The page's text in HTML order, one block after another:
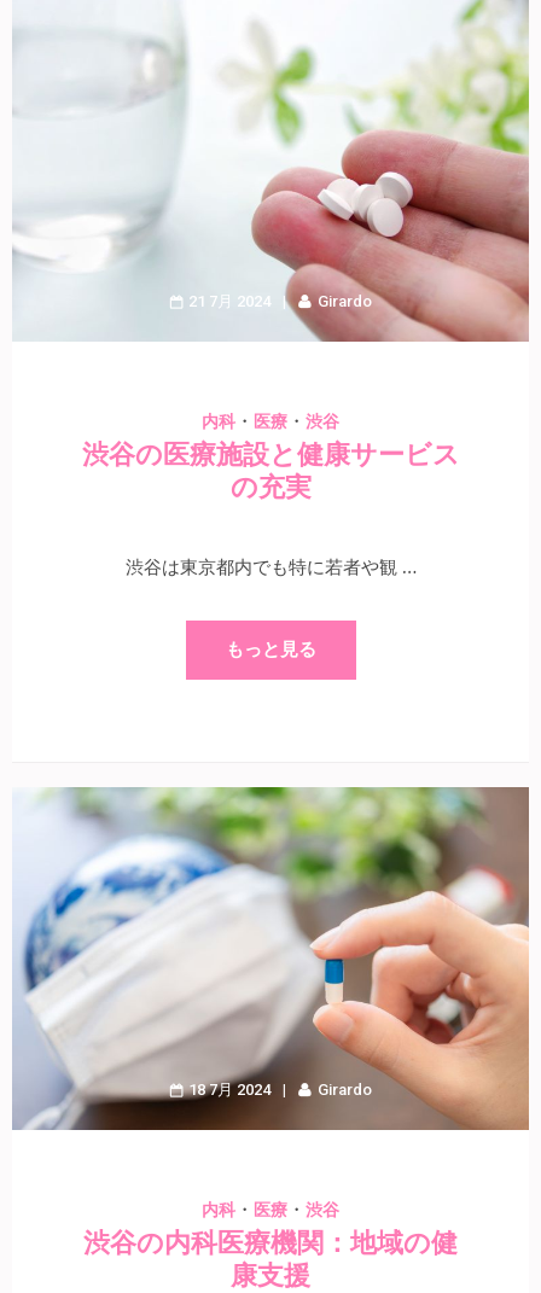
21 7月 2024 Girardo
内科 ・ 医療 ・ 渋谷
渋谷の医療施設と健康サービス
の充実
渋谷は東京都内でも特に若者や観 …
もっと見る
18 7月 2024 Girardo
内科 ・ 医療 ・ 渋谷
渋谷の内科医療機関：地域の健
康支援